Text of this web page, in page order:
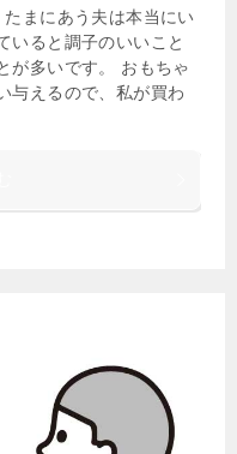
まにあう夫は本当にい
いると調子のいいこと
が多いです。 おもちゃ
与えるので、私が買わ